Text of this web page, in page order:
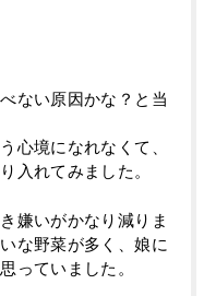
ない原因かな？と当
心境になれなくて、
入れてみました。
嫌いがかなり減りま
な野菜が多く、娘に
っていました。